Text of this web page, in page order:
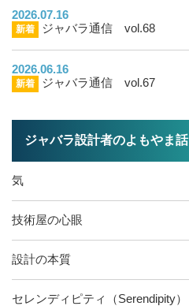
2026.07.16
新着 ジャバラ通信 vol.68
2026.06.16
新着 ジャバラ通信 vol.67
ジャバラ設計者のよもやま話
気
技術屋の心眼
設計の本質
セレンディピティ（Serendipity）